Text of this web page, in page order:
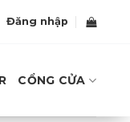
Đăng nhập
CỔNG CỬA